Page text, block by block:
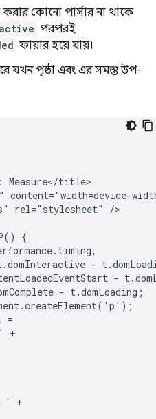
করার কোনো পার্সার না থাকে
পরপরই
ফায়ার হয়ে যায়।
যখন পৃষ্ঠা এবং এর সমস্ত উপ-
Measure</title>
content="width=device-
rel="stylesheet" />
{
-
-
- t.domLoading;
=
+
' +